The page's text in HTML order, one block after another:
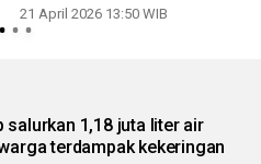
21 April 2026 13:50 WIB
salurkan 1,18 juta liter air
terdampak kekeringan